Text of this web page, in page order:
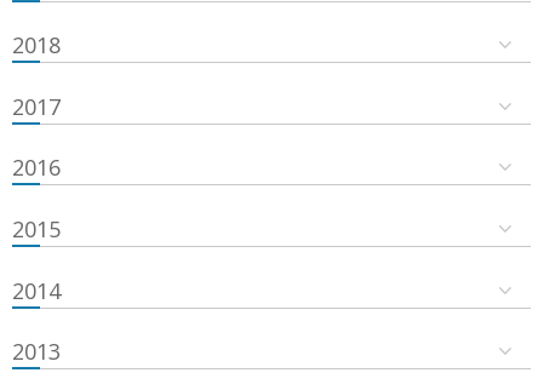
2018
2017
2016
2015
2014
2013